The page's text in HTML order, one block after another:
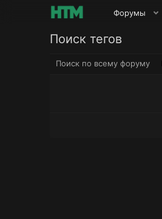
Форумы
Поиск тегов
Поиск по всему форуму